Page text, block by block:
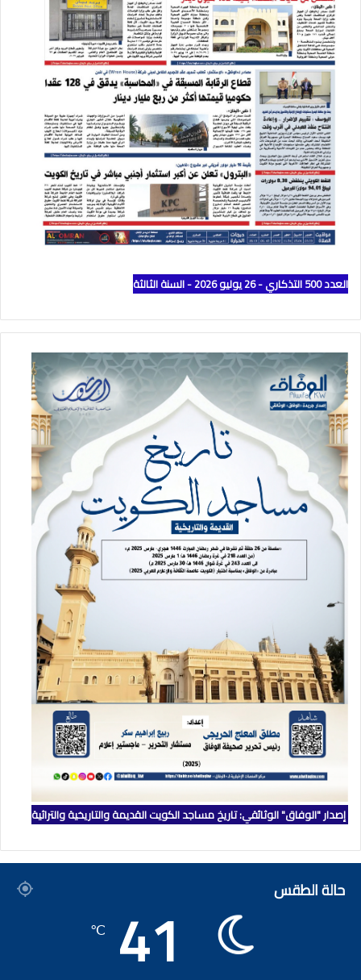
العدد 500 التذكاري - 26 يوليو 2026 - السنة الثالثة
إصدار "الوفاق" الوثائقي: تاريخ مساجد الكويت القديمة والتاريخية والتراثية
حالة الطقس 41
℃